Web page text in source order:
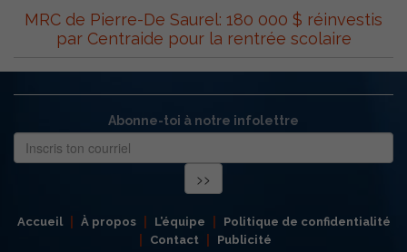
MRC de Pierre-De Saurel: 180 000 $ réinvestis
par Centraide pour la rentrée scolaire
Abonne-toi à notre infolettre
Accueil À propos L’équipe
Politique de confidentialité
Contact
Publicité